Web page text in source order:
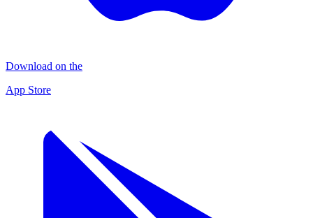
Download on the
App Store